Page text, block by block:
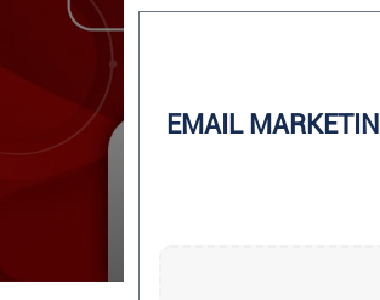
EMAIL